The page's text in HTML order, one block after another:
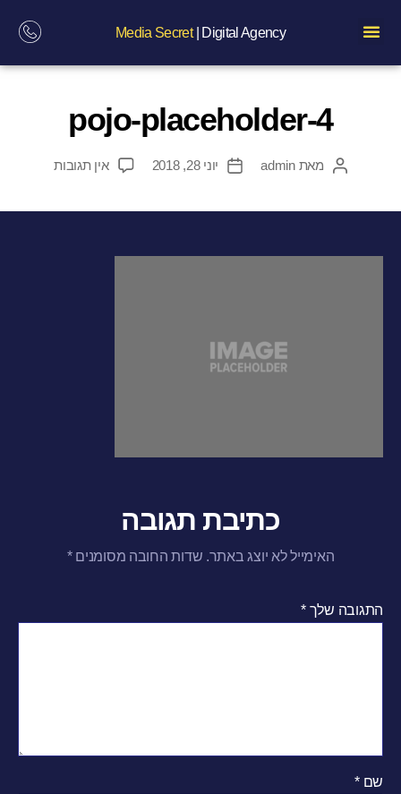
Media Secret| Digital Agency
pojo-placeholder-4
מאתadmin יוני 28, 2018 אין תגובות
כתיבת תגובה
האימייל לא יוצג באתר. שדות החובה מסומנים*
התגובה שלך*
שם*